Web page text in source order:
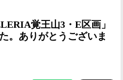
覚王山3・E区画」
。ありがとうございま